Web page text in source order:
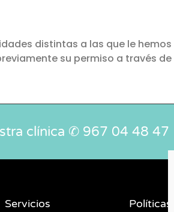
distintas a las que le
su permiso a través
clínica ✆ 967 04 48 47
Servicios Políticas